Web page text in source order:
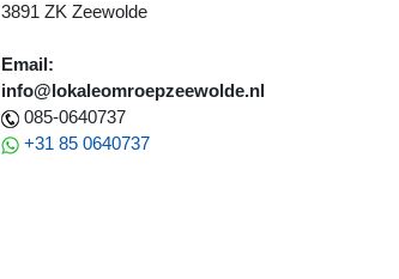
3891 ZK Zeewolde
Email:
info@lokaleomroepzeewolde.nl
085-0640737
+31 85 0640737